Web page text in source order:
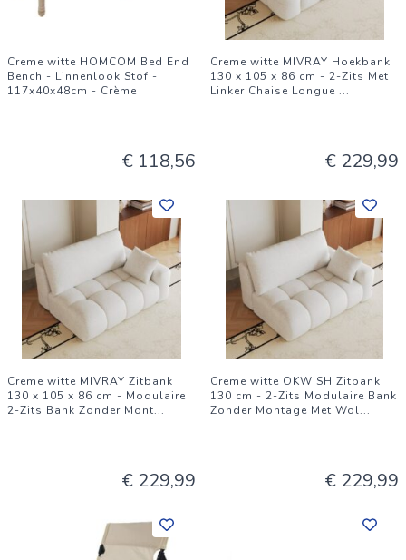
Creme witte HOMCOM Bed End
Bench - Linnenlook Stof -
117x40x48cm - Crème
€ 118,56
Creme witte MIVRAY Hoekbank
130 x 105 x 86 cm - 2-Zits Met
Linker Chaise Longue ...
€ 229,99
Creme witte MIVRAY Zitbank
130 x 105 x 86 cm - Modulaire
2-Zits Bank Zonder Mont...
€ 229,99
Creme witte OKWISH Zitbank
130 cm - 2-Zits Modulaire Bank
Zonder Montage Met Wol...
€ 229,99